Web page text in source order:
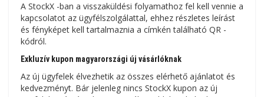
A StockX -ban a visszaküldési folyamathoz fel kell vennie a
kapcsolatot az ügyfélszolgálattal, ehhez részletes leírást
és fényképet kell tartalmaznia a címkén található QR -
kódról.
Exkluzív kupon magyarországi új vásárlóknak
Az új ügyfelek élvezhetik az összes elérhető ajánlatot és
kedvezményt. Bár jelenleg nincs StockX kupon az új